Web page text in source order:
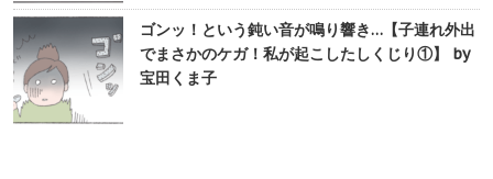
ゴンッ！という鈍い音が鳴り響き…【子連れ外出
でまさかのケガ！私が起こしたしくじり①】 by
宝田くま子